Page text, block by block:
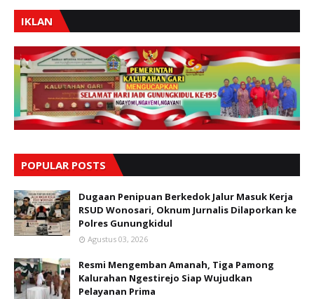
IKLAN
POPULAR POSTS
Dugaan Penipuan Berkedok Jalur Masuk Kerja
RSUD Wonosari, Oknum Jurnalis Dilaporkan ke
Polres Gunungkidul
Agustus 03, 2026
Resmi Mengemban Amanah, Tiga Pamong
Kalurahan Ngestirejo Siap Wujudkan
Pelayanan Prima